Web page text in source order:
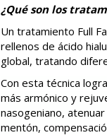
¿Qué son los
Un tratamiento Full
rellenos de ácido
global, tratando
Con esta técnica
más armónico y
nasogeniano,
mentón,